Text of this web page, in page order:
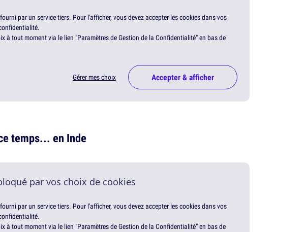
par un service tiers. Pour l'afficher, vous devez accepter les cookies dans vos
à tout moment via le lien "Paramètres de Gestion de la Confidentialité" en bas de
Gérer mes choix Accepter & afficher
temps... en Inde
par vos choix de cookies
par un service tiers. Pour l'afficher, vous devez accepter les cookies dans vos
à tout moment via le lien "Paramètres de Gestion de la Confidentialité" en bas de